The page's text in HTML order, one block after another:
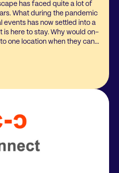
has faced quite a lot of
What during the pandemic
events has now settled into a
here to stay. Why would on-
one location when they can